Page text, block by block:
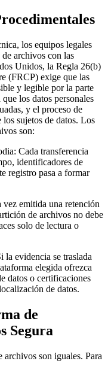
los equipos legales
archivos con las
Unidos, la Regla 26(b)
(FRCP) exige que las
y legible por la parte
los datos personales
y el proceso de
los sujetos de datos. Los
son:
: Cada transferencia
identificadores de
registro pasa a formar
vez emitida una retención
de archivos no debe
solo de lectura o
la evidencia se traslada
elegida ofrezca
datos o certificaciones
de datos.
de
Segura
son iguales. Para